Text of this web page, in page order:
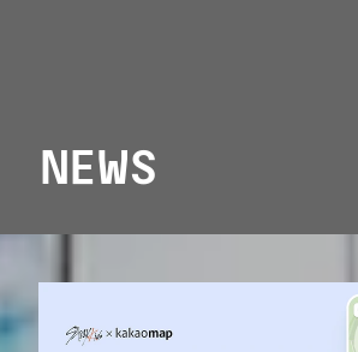
NEWS